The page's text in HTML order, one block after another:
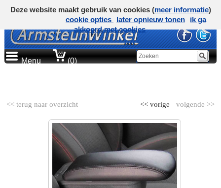
Menu (0)
<< terug naar overzicht volgende >>
<< vorige
Deze website maakt gebruik van cookies (meer informatie)
cookie opties
later opnieuw tonen
ik ga
akkoord met cookies